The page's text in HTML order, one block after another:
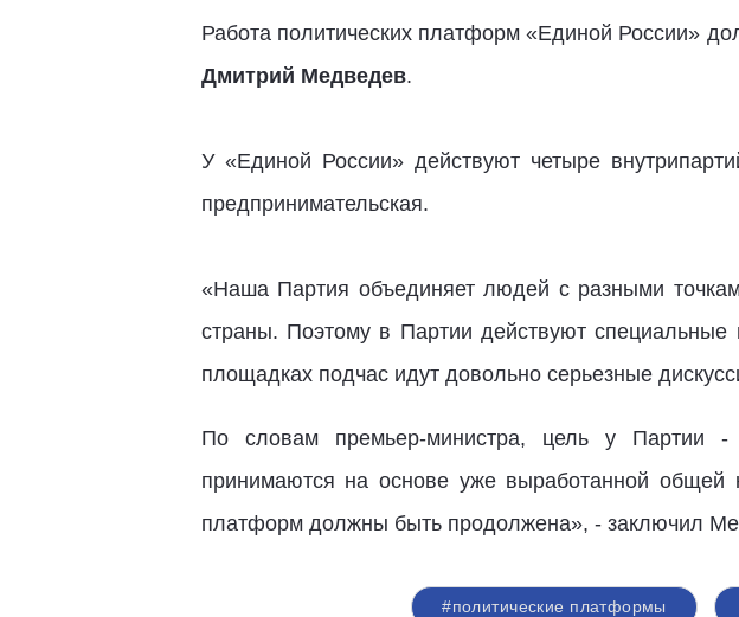
Работа политических платформ «Единой России»
Дмитрий Медведев.
У «Единой России» действуют четыре
предпринимательская.
«Наша Партия объединяет людей с разными
страны. Поэтому в Партии действуют
площадках подчас идут довольно серьезные
По словам премьер-министра, цель у Партии
принимаются на основе уже выработанной общей
платформ должны быть продолжена», - заключил
#политические платформы